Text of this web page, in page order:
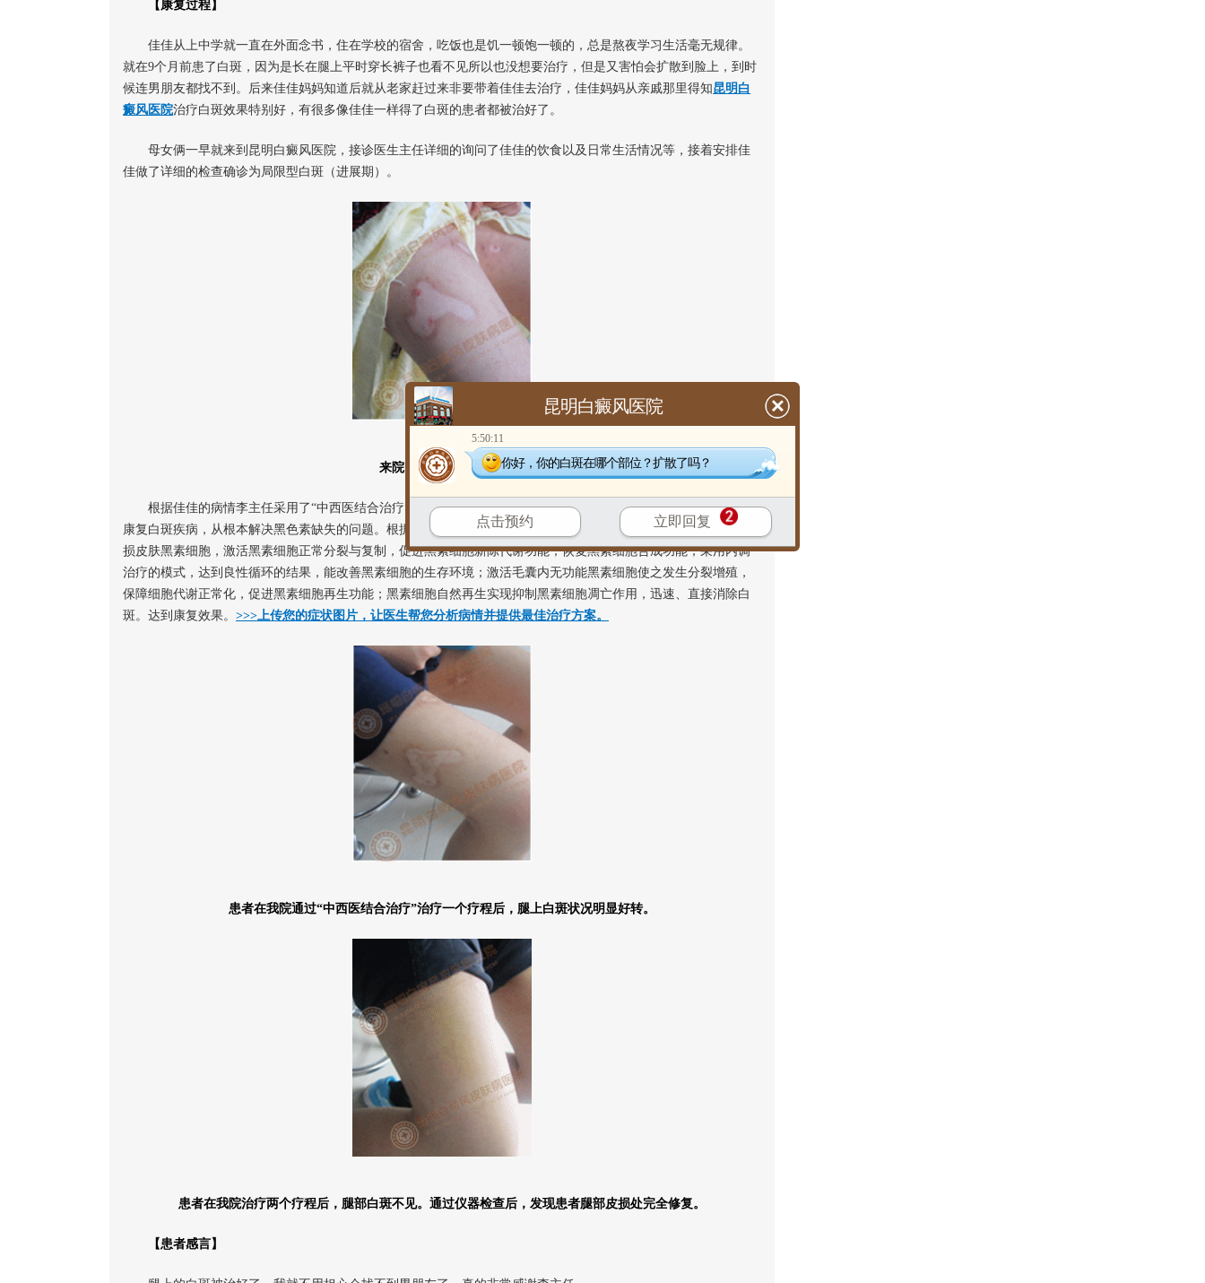
【康复过程】
佳佳从上中学就一直在外面念书，住在学校的宿舍，吃饭也是饥一顿饱一顿的，总是熬夜学习生活毫无规律。
就在9个月前患了白斑，因为是长在腿上平时穿长裤子也看不见所以也没想要治疗，但是又害怕会扩散到脸上，到时
候连男朋友都找不到。后来佳佳妈妈知道后就从老家赶过来非要带着佳佳去治疗，佳佳妈妈从亲戚那里得知昆明白
癜风医院治疗白斑效果特别好，有很多像佳佳一样得了白斑的患者都被治好了。
母女俩一早就来到昆明白癜风医院，接诊医生主任详细的询问了佳佳的饮食以及日常生活情况等，接着安排佳
佳做了详细的检查确诊为局限型白斑（进展期）。
来院时腿部白斑症状图
根据佳佳的病情李主任采用了“中西医结合治疗”系统、全面诊疗。以修复、激活、再生、复色为治疗阶段，深度
康复白斑疾病，从根本解决黑色素缺失的问题。根据佳佳的情况，把治疗的重点放在了细胞再生阶段，通过修复受
损皮肤黑素细胞，激活黑素细胞正常分裂与复制，促进黑素细胞新陈代谢功能；恢复黑素细胞合成功能，采用内调
治疗的模式，达到良性循环的结果，能改善黑素细胞的生存环境；激活毛囊内无功能黑素细胞使之发生分裂增殖，
保障细胞代谢正常化，促进黑素细胞再生功能；黑素细胞自然再生实现抑制黑素细胞凋亡作用，迅速、直接消除白
斑。达到康复效果。 >>>上传您的症状图片，让医生帮您分析病情并提供最佳治疗方案。
患者在我院通过“中西医结合治疗”治疗一个疗程后，腿上白斑状况明显好转。
患者在我院治疗两个疗程后，腿部白斑不见。通过仪器检查后，发现患者腿部皮损处完全修复。
【患者感言】
昆明白癜风医院
5:50:11
你好，你的白斑在哪个部位？扩散了吗？
点击预约 立即回复